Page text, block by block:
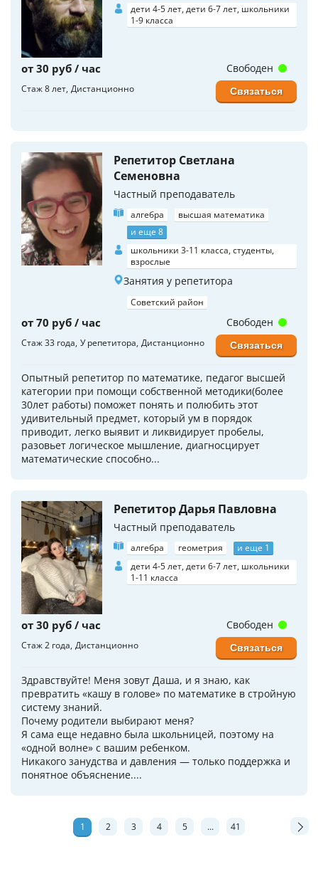
дети 4-5 лет, дети 6-7 лет, школьники
1-9 класса
от 30 руб / час
Стаж 8 лет Дистанционно
Свободен
Связаться
Репетитор Светлана
Семеновна
Частный преподаватель
алгебра
высшая математика
и еще 8
школьники 3-11 класса, студенты,
взрослые
Занятия у репетитора
Советский район
от 70 руб / час
Стаж 33 года У репетитора Дистанционно
Опытный репетитор по математике, педагог высшей
категории при помощи собственной методики(более
30лет работы) поможет понять и полюбить этот
удивительный предмет, который ум в порядок
приводит, легко выявит и ликвидирует пробелы,
разовьет логическое мышление, диагносцирует
математические способно...
Свободен
Связаться
Репетитор Дарья Павловна
Частный преподаватель
алгебра геометрия
и еще 1
дети 4-5 лет, дети 6-7 лет, школьники
1-11 класса
от 30 руб / час
Стаж 2 года Дистанционно
Здравствуйте! Меня зовут Даша, и я знаю, как
превратить «кашу в голове» по математике в стройную
систему знаний.
Почему родители выбирают меня?
Я сама еще недавно была школьницей, поэтому на
«одной волне» с вашим ребенком.
Никакого занудства и давления — только поддержка и
понятное объяснение....
Свободен
Связаться
1 2 3 4 5 ... 41